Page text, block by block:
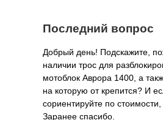
Последний вопрос
Добрый день! Подскажите,
наличии трос для
мотоблок Аврора 1400, а
на которую от крепится? И
сориентируйте по стоимости,
Заранее спасибо.